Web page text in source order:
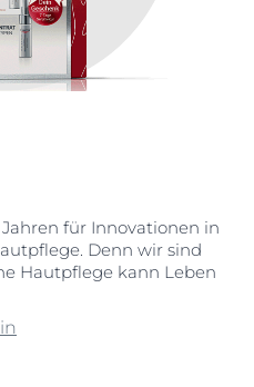
für Innovationen in
Denn wir sind
Hautpflege kann Leben